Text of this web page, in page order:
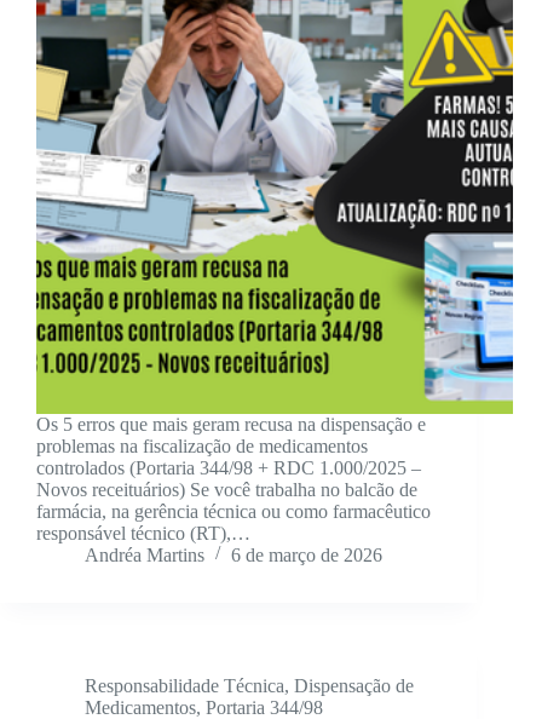
Os 5 erros que mais geram recusa na dispensação e
problemas na fiscalização de medicamentos
controlados (Portaria 344/98 + RDC 1.000/2025 –
Novos receituários) Se você trabalha no balcão de
farmácia, na gerência técnica ou como farmacêutico
responsável técnico (RT),…
Andréa Martins
6 de março de 2026
Responsabilidade Técnica, Dispensação de
Medicamentos, Portaria 344/98